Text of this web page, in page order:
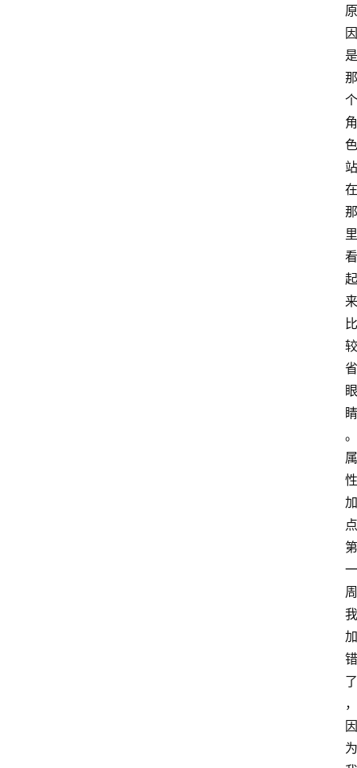
原
因
是
那
个
角
色
站
在
那
里
看
起
来
比
较
省
眼
睛
。
属
性
加
点
第
一
周
我
加
错
了
，
因
为